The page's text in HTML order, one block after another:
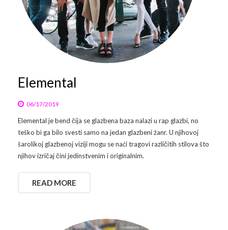
Elemental
06/17/2019
Elemental je bend čija se glazbena baza nalazi u rap glazbi, no
teško bi ga bilo svesti samo na jedan glazbeni žanr. U njihovoj
šarolikoj glazbenoj viziji mogu se naći tragovi različitih stilova što
njihov izričaj čini jedinstvenim i originalnim.
READ MORE